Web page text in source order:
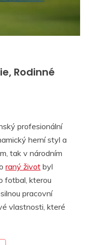
Rodinné
profesionální
herní styl a
tak v národním
raný život byl
fotbal, kterou
pracovní
vlastnosti, které